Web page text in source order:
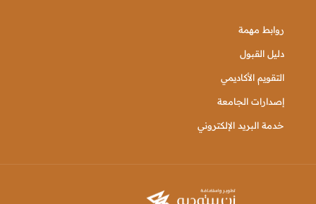
روابط مهمة
دليل القبول
التقويم الأكاديمي
إصدارات الجامعة
خدمة البريد الإلكتروني